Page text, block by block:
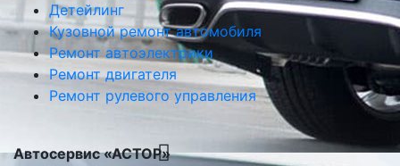
Детейлинг
Кузовной ремонт автомобиля
Ремонт автоэлектрики
Ремонт двигателя
Ремонт рулевого управления
Автосервис «АСТОР»